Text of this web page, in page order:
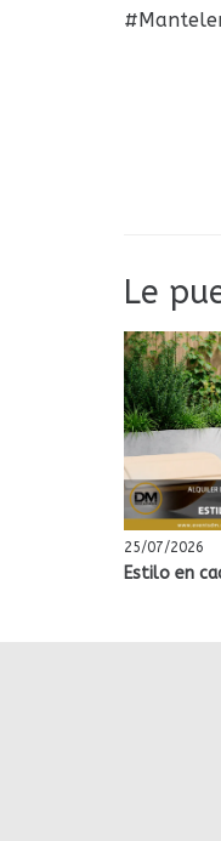
Le
25/07/2026
Estilo en